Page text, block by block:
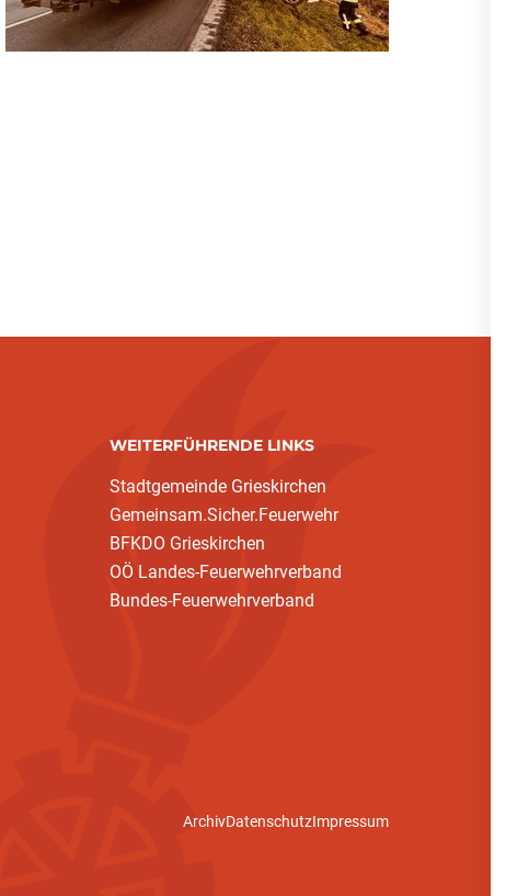
WEITERFÜHRENDE LINKS
Stadtgemeinde Grieskirchen
Gemeinsam.Sicher.Feuerwehr
BFKDO Grieskirchen
OÖ Landes-Feuerwehrverband
Bundes-Feuerwehrverband
ArchivDatenschutzImpressum